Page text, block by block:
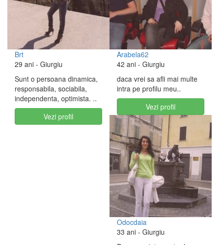
Brt
29 ani - Giurgiu
Sunt o persoana dinamica,
responsabila, sociabila,
independenta, optimista. ..
Vezi profil
Arabela62
42 ani - Giurgiu
daca vrei sa afli mai multe
intra pe profilu meu..
Vezi profil
Odocdaia
33 ani - Giurgiu